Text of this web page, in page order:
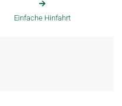
Einfache Hinfahrt